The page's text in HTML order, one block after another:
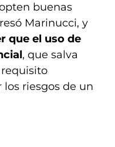
buenas
Marinucci, y
que el uso de
, que salva
riesgos de un